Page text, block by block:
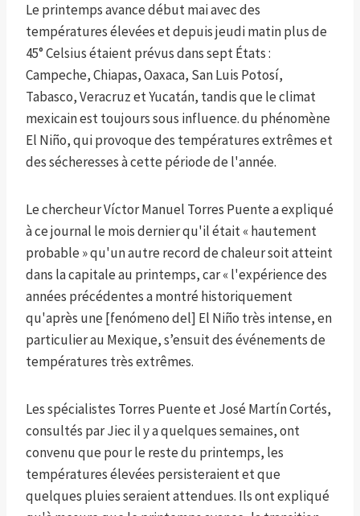
Le printemps avance début mai avec des
températures élevées et depuis jeudi matin plus de
45° Celsius étaient prévus dans sept États :
Campeche, Chiapas, Oaxaca, San Luis Potosí,
Tabasco, Veracruz et Yucatán, tandis que le climat
mexicain est toujours sous influence. du phénomène
El Niño, qui provoque des températures extrêmes et
des sécheresses à cette période de l'année.
Le chercheur Víctor Manuel Torres Puente a expliqué
à ce journal le mois dernier qu'il était « hautement
probable » qu'un autre record de chaleur soit atteint
dans la capitale au printemps, car « l'expérience des
années précédentes a montré historiquement
qu'après une [fenómeno del] El Niño très intense, en
particulier au Mexique, s’ensuit des événements de
températures très extrêmes.
Les spécialistes Torres Puente et José Martín Cortés,
consultés par Jiec il y a quelques semaines, ont
convenu que pour le reste du printemps, les
températures élevées persisteraient et que
quelques pluies seraient attendues. Ils ont expliqué